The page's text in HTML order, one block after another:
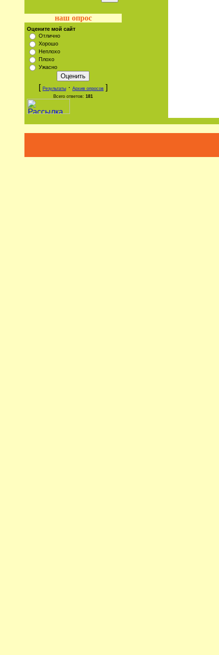
наш опрос
Оцените мой сайт
Отлично
Хорошо
Неплохо
Плохо
Ужасно
[ Результаты · Архив опросов ]
Всего ответов: 181